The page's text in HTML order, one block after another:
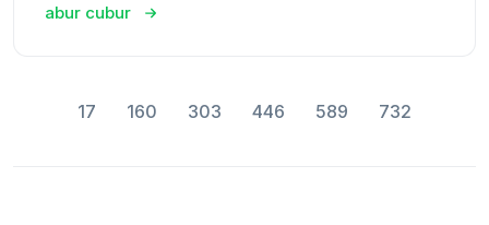
abur cubur
17 160 303 446 589 732